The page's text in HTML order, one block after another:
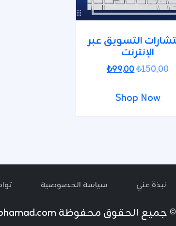
التسويق عبر
الإنترنت
₺150,00 السعر
هو:
₺150,00.
₺99,00 السعر
Shop Now
نبذة عني سياسة الخصوصية
© جميع الحقوق محفوظة